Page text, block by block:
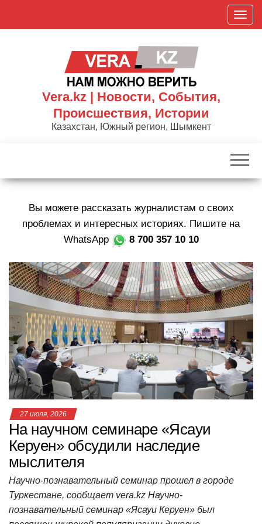
П
о
к
р
в
и
г
ю
Vera.kz | Новости, События,
Происшествия, Истории
Казахстан, Южный регион, Шымкент
Вы можете рассказать журналистам о своих
проблемах и интересных историях. Пишите на
WhatsApp
8 700 357 10 10
27 июля, 2026
На научном семинаре «Ясауи
Керуен» обсудили наследие
мыслителя
Научно-познавательный семинар прошел в городе
Туркестане, сообщает vera.kz Научно-
познавательный семинар «Ясауи Керуен» был